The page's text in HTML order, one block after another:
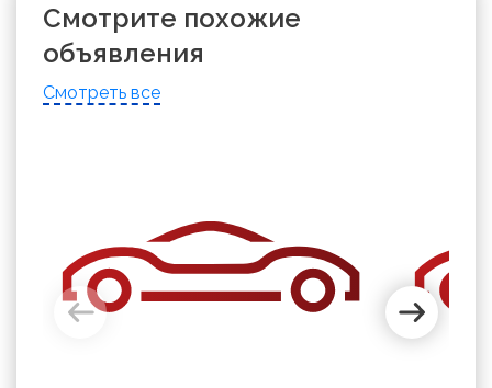
Смотрите похожие
объявления
Смотреть все